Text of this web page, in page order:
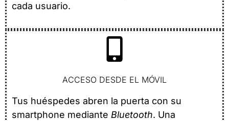
cada usuario.
ACCESO DESDE EL MÓVIL
Tus huéspedes abren la puerta con su
smartphone mediante Bluetooth. Una